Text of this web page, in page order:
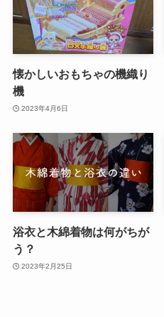
懐かしいおもちゃの機織り
機
2023年4月6日
浴衣と木綿着物は何がちが
う？
2023年2月25日